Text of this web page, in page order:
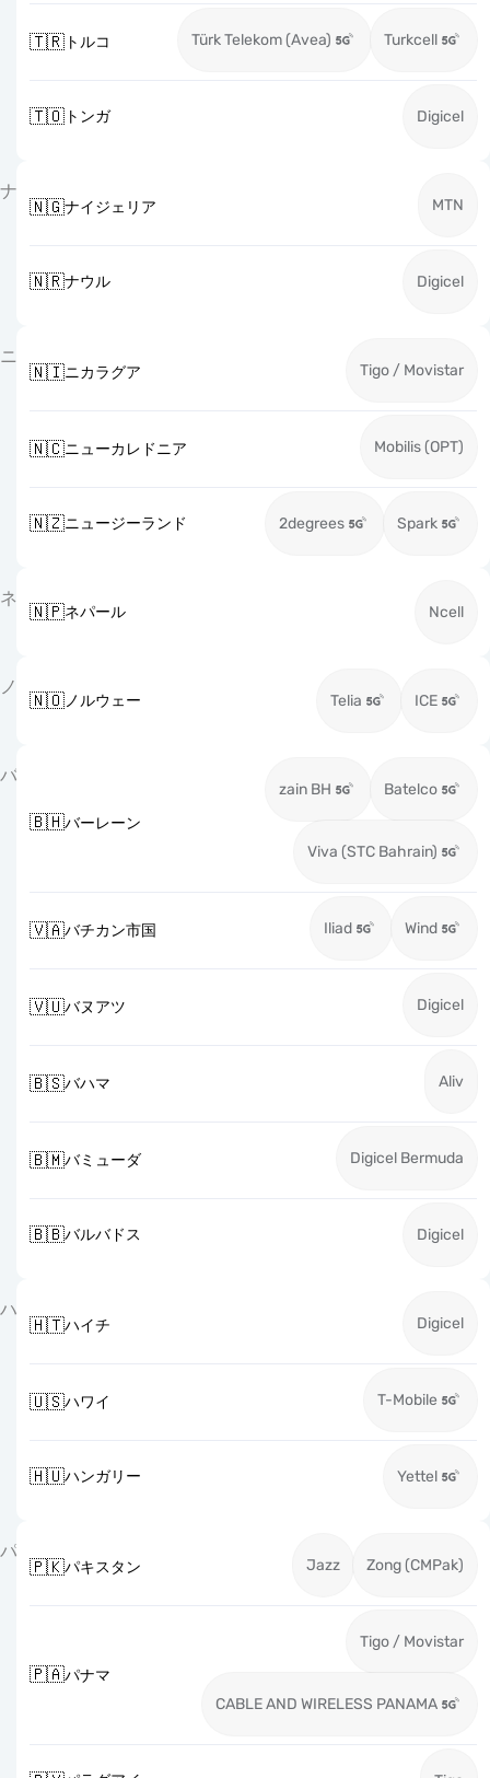
🇹🇷トルコ Türk Telekom (Avea) Turkcell
🇹🇴トンガ Digicel
ナ
🇳🇬ナイジェリア MTN
🇳🇷ナウル Digicel
ニ
🇳🇮ニカラグア Tigo / Movistar
🇳🇨ニューカレドニア Mobilis (OPT)
🇳🇿ニュージーランド 2degrees Spark
ネ
🇳🇵ネパール Ncell
ノ
🇳🇴ノルウェー Telia ICE
バ
🇧🇭バーレーン
zain BH Batelco
Viva (STC Bahrain)
🇻🇦バチカン市国 Iliad Wind
🇻🇺バヌアツ Digicel
🇧🇸バハマ Aliv
🇧🇲バミューダ Digicel Bermuda
🇧🇧バルバドス Digicel
ハ
🇭🇹ハイチ Digicel
🇺🇸ハワイ T-Mobile
🇭🇺ハンガリー Yettel
パ
🇵🇰パキスタン Jazz Zong (CMPak)
🇵🇦パナマ
Tigo / Movistar
CABLE AND WIRELESS PANAMA